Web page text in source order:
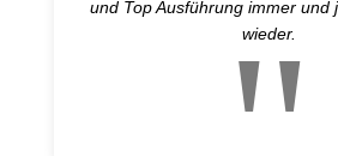
und Top Ausführung immer und
wieder.